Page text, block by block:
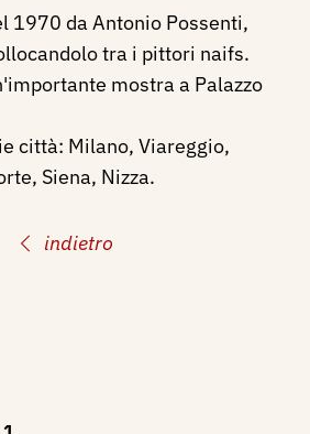
indietro
1970 da Antonio Possenti,
tra i pittori naifs.
mostra a Palazzo
città: Milano, Viareggio,
Siena, Nizza.